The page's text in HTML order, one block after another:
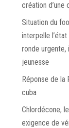
création d’une
Situation du
interpelle
ronde urgente,
jeunesse
Réponse de la
cuba
Chlordécone,
exigence de